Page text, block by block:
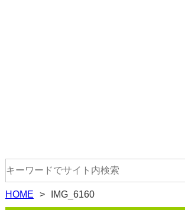
HOME IMG_6160